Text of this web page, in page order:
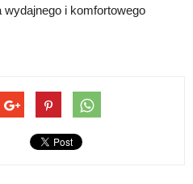
wydajnego i komfortowego